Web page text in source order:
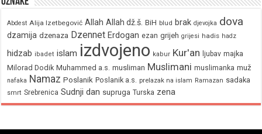
Abdest Alija Izetbegović Allah Allah dž.š. BiH blud brak djevojka dova
dzamija dzenaza Dzennet Erdogan ezan grijeh grijesi hadis hadz
hidzab ibadet islam izdvojeno kabur Kur'an ljubav majka
Milorad Dodik Muhammed a.s. musliman Muslimani muslimanka muž
nafaka Namaz Poslanik Poslanik a.s. prelazak na islam Ramazan sadaka
smrt Srebrenica Sudnji dan supruga Turska zena